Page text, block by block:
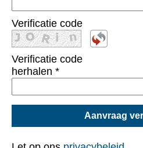
Verificatie code
Verificatie code
herhalen *